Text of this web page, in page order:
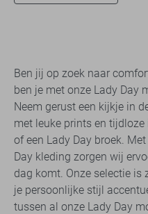
Ben jij op zoek naar
ben je met onze Lady Day
Neem gerust een kijkje in
met leuke prints en
of een Lady Day broek.
Day kleding zorgen wij
dag komt. Onze selectie
je persoonlijke stijl
tussen al onze Lady Day